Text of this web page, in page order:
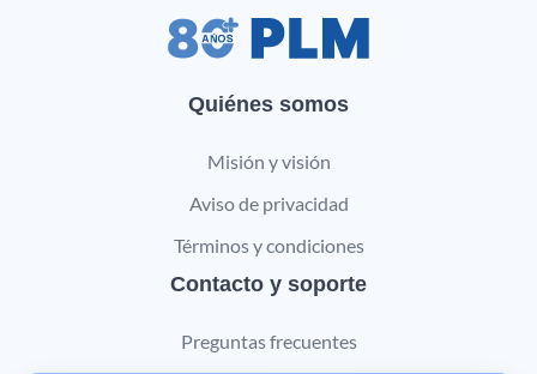
Quiénes somos
Misión y visión
Aviso de privacidad
Términos y condiciones
Contacto y soporte
Preguntas frecuentes